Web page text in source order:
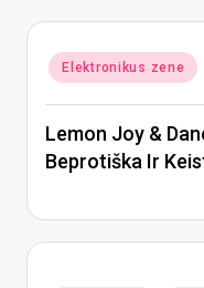
Posted
in
Elektronikus zene
Lemon Joy &
Beprotiška Ir